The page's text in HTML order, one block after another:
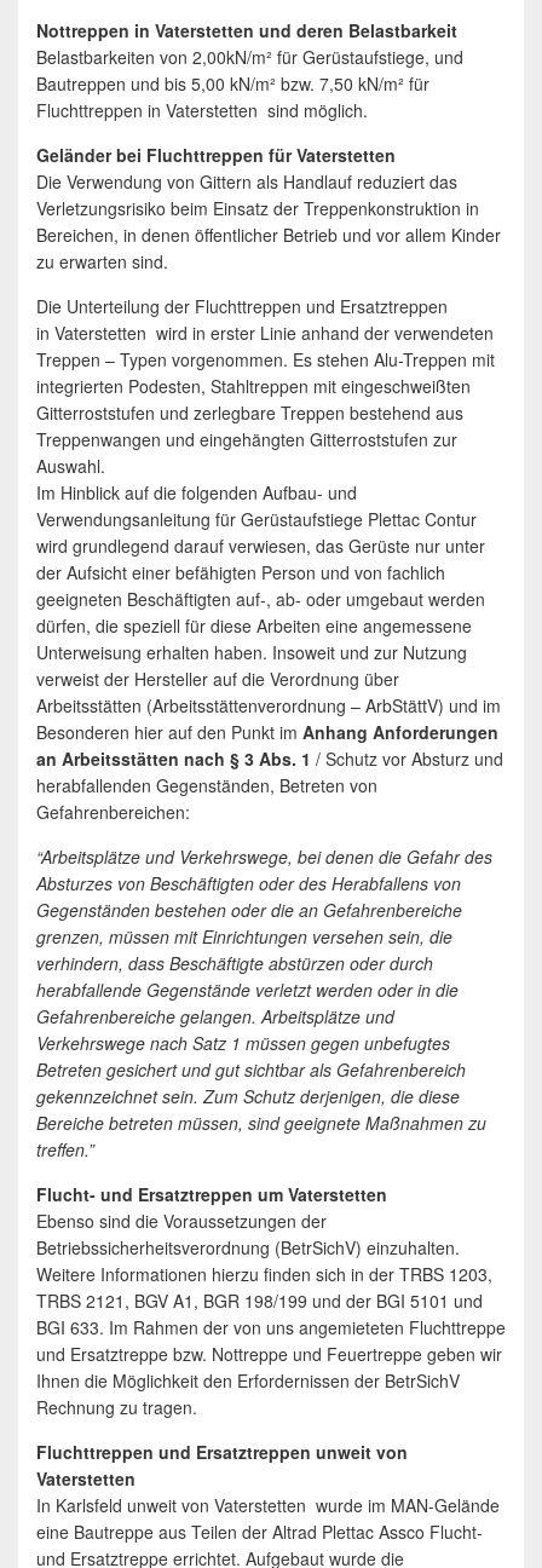
Nottreppen in Vaterstetten und deren Belastbarkeit
Belastbarkeiten von 2,00kN/m² für Gerüstaufstiege, und
Bautreppen und bis 5,00 kN/m² bzw. 7,50 kN/m² für
Fluchttreppen in Vaterstetten sind möglich.
Geländer bei Fluchttreppen für Vaterstetten
Die Verwendung von Gittern als Handlauf reduziert das
Verletzungsrisiko beim Einsatz der Treppenkonstruktion in
Bereichen, in denen öffentlicher Betrieb und vor allem Kinder
zu erwarten sind.
Die Unterteilung der Fluchttreppen und Ersatztreppen
in Vaterstetten wird in erster Linie anhand der verwendeten
Treppen – Typen vorgenommen. Es stehen Alu-Treppen mit
integrierten Podesten, Stahltreppen mit eingeschweißten
Gitterroststufen und zerlegbare Treppen bestehend aus
Treppenwangen und eingehängten Gitterroststufen zur
Auswahl.
Im Hinblick auf die folgenden Aufbau- und
Verwendungsanleitung für Gerüstaufstiege Plettac Contur
wird grundlegend darauf verwiesen, das Gerüste nur unter
der Aufsicht einer befähigten Person und von fachlich
geeigneten Beschäftigten auf-, ab- oder umgebaut werden
dürfen, die speziell für diese Arbeiten eine angemessene
Unterweisung erhalten haben. Insoweit und zur Nutzung
verweist der Hersteller auf die Verordnung über
Arbeitsstätten (Arbeitsstättenverordnung – ArbStättV) und im
Besonderen hier auf den Punkt im Anhang Anforderungen
an Arbeitsstätten nach § 3 Abs. 1 / Schutz vor Absturz und
herabfallenden Gegenständen, Betreten von
Gefahrenbereichen:
“Arbeitsplätze und Verkehrswege, bei denen die Gefahr des
Absturzes von Beschäftigten oder des Herabfallens von
Gegenständen bestehen oder die an Gefahrenbereiche
grenzen, müssen mit Einrichtungen versehen sein, die
verhindern, dass Beschäftigte abstürzen oder durch
herabfallende Gegenstände verletzt werden oder in die
Gefahrenbereiche gelangen. Arbeitsplätze und
Verkehrswege nach Satz 1 müssen gegen unbefugtes
Betreten gesichert und gut sichtbar als Gefahrenbereich
gekennzeichnet sein. Zum Schutz derjenigen, die diese
Bereiche betreten müssen, sind geeignete Maßnahmen zu
treffen.”
Flucht- und Ersatztreppen um Vaterstetten
Ebenso sind die Voraussetzungen der
Betriebssicherheitsverordnung (BetrSichV) einzuhalten.
Weitere Informationen hierzu finden sich in der TRBS 1203,
TRBS 2121, BGV A1, BGR 198/199 und der BGI 5101 und
BGI 633. Im Rahmen der von uns angemieteten Fluchttreppe
und Ersatztreppe bzw. Nottreppe und Feuertreppe geben wir
Ihnen die Möglichkeit den Erfordernissen der BetrSichV
Rechnung zu tragen.
Fluchttreppen und Ersatztreppen unweit von
Vaterstetten
In Karlsfeld unweit von Vaterstetten wurde im MAN-Gelände
eine Bautreppe aus Teilen der Altrad Plettac Assco Flucht-
und Ersatztreppe errichtet. Aufgebaut wurde die